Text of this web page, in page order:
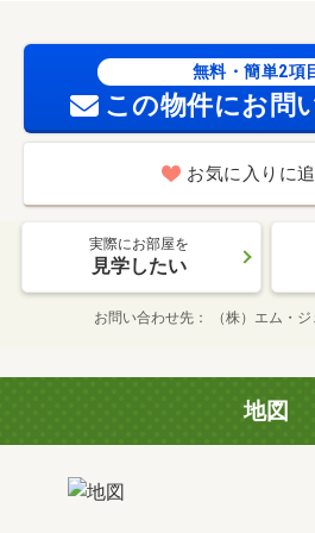
無料・簡単2項
この物件にお問
お気に入りに
実際にお部屋を
見学したい
お問い合わせ先 （株）エム・
地図